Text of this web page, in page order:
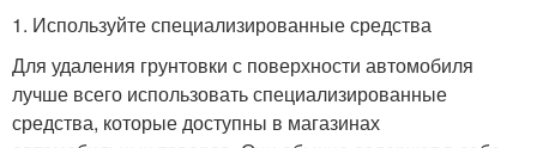
1. Используйте специализированные средства
Для удаления грунтовки с поверхности автомобиля
лучше всего использовать специализированные
средства, которые доступны в магазинах